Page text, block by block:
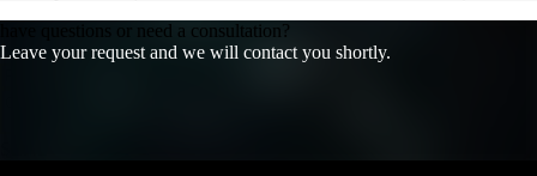
have questions or need a consultation?
Leave your request and we will contact you shortly.